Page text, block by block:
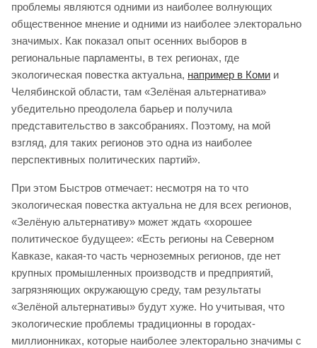
проблемы являются одними из наиболее волнующих
общественное мнение и одними из наиболее электорально
значимых. Как показал опыт осенних выборов в
региональные парламенты, в тех регионах, где
экологическая повестка актуальна, например в Коми и
Челябинской области, там «Зелёная альтернатива»
убедительно преодолела барьер и получила
представительство в заксобраниях. Поэтому, на мой
взгляд, для таких регионов это одна из наиболее
перспективных политических партий».
При этом Быстров отмечает: несмотря на то что
экологическая повестка актуальна не для всех регионов,
«Зелёную альтернативу» может ждать «хорошее
политическое будущее»: «Есть регионы на Северном
Кавказе, какая-то часть черноземных регионов, где нет
крупных промышленных производств и предприятий,
загрязняющих окружающую среду, там результаты
«Зелёной альтернативы» будут хуже. Но учитывая, что
экологические проблемы традиционны в городах-
миллионниках, которые наиболее электорально значимы с